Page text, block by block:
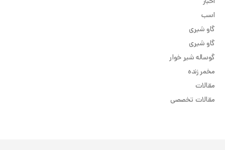
اسب
گاو شیری
گاو شیری
گوساله شیر خوار
مخمر زنده
مقالات
مقالات تخصصی